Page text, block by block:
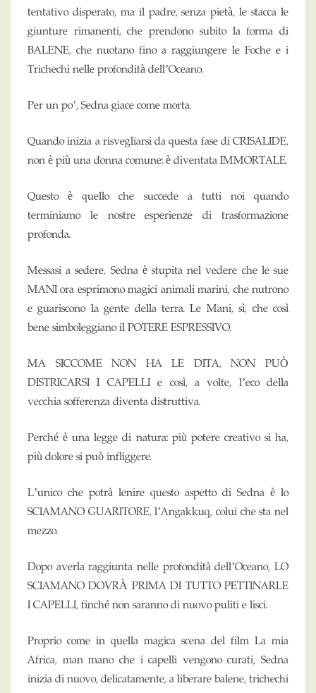
tentativo disperato, ma il padre, senza pietà, le stacca le
giunture rimanenti, che prendono subito la forma di
BALENE, che nuotano fino a raggiungere le Foche e i
Trichechi nelle profondità dell’Oceano.
Per un po’, Sedna giace come morta.
Quando inizia a risvegliarsi da questa fase di CRISALIDE,
non è più una donna comune: è diventata IMMORTALE.
Questo è quello che succede a tutti noi quando
terminiamo le nostre esperienze di trasformazione
profonda.
Messasi a sedere, Sedna è stupita nel vedere che le sue
MANI ora esprimono magici animali marini, che nutrono
e guariscono la gente della terra. Le Mani, sì, che così
bene simboleggiano il POTERE ESPRESSIVO.
MA SICCOME NON HA LE DITA, NON PUÒ
DISTRICARSI I CAPELLI e così, a volte, l’eco della
vecchia sofferenza diventa distruttiva.
Perché è una legge di natura: più potere creativo si ha,
più dolore si può infliggere.
L’unico che potrà lenire questo aspetto di Sedna è lo
SCIAMANO GUARITORE, l’Angakkuq, colui che sta nel
mezzo.
Dopo averla raggiunta nelle profondità dell’Oceano, LO
SCIAMANO DOVRÀ PRIMA DI TUTTO PETTINARLE
I CAPELLI, finché non saranno di nuovo puliti e lisci.
Proprio come in quella magica scena del film La mia
Africa, man mano che i capelli vengono curati, Sedna
inizia di nuovo, delicatamente, a liberare balene, trichechi